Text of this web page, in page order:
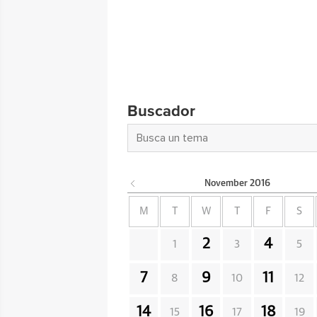
Buscador
November 2016
M W F S
1 2 3 4 5
7 8 9 10 11 12
14 15 16 17 18 19